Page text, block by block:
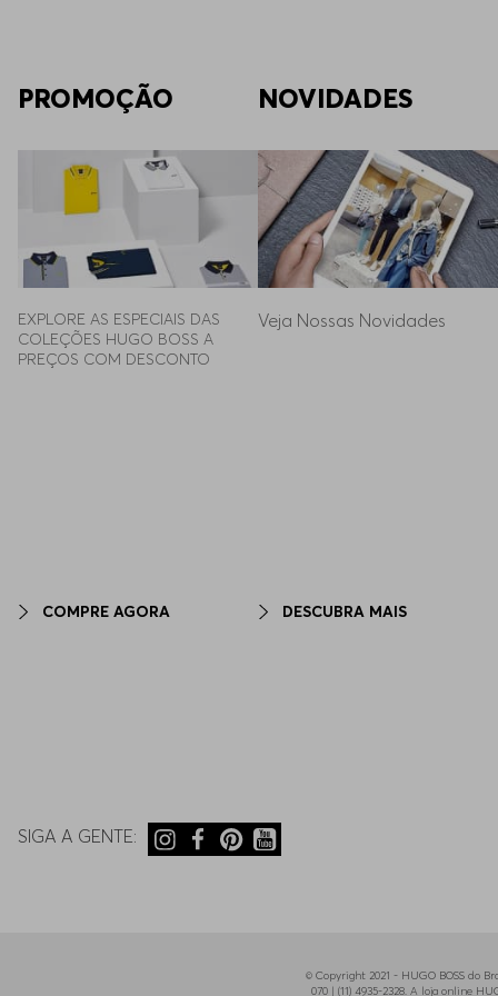
PROMOÇÃO
EXPLORE AS ESPECIAIS DAS
COLEÇÕES HUGO BOSS A
PREÇOS COM DESCONTO
COMPRE AGORA
NOVIDADES
Veja Nossas Novidades
DESCUBRA MAIS
SIGA A GENTE:
© Copyright 2021 - HUGO BOSS do
070 | (11) 4935-2328. A loja online